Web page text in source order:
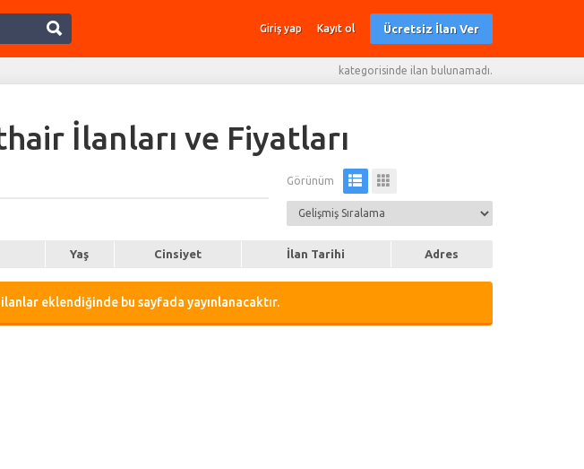
Giriş yap Kayıt ol Ücretsiz İlan Ver
kategorisinde ilan bulunamadı.
İlanları ve Fiyatları
Görünüm
Yaş Cinsiyet İlan Tarihi Adres
eklendiğinde bu sayfada yayınlanacaktır.